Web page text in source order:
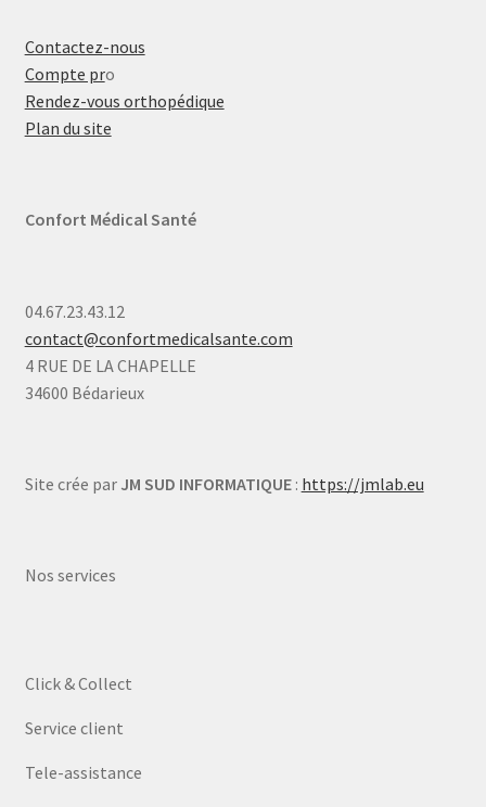
Contactez-nous
Compte pro
Rendez-vous orthopédique
Plan du site
Confort Médical Santé
04.67.23.43.12
contact@confortmedicalsante.com
4 RUE DE LA CHAPELLE
34600 Bédarieux
Site crée par JM SUD INFORMATIQUE: https://jmlab.eu
Nos services
Click & Collect
Service client
Tele-assistance